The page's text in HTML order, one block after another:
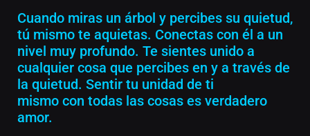
Cuando miras un árbol y percibes su quietud,
tú mismo te aquietas. Conectas con él a un
nivel muy profundo. Te sientes unido a
cualquier cosa que percibes en y a través de
la quietud. Sentir tu unidad de ti
mismo con todas las cosas es verdadero
amor.